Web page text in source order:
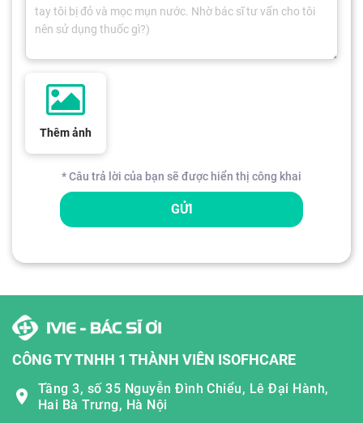
Thêm ảnh
* Câu trả lời của bạn sẽ được hiển thị công khai
GỬI
CÔNG TY TNHH 1 THÀNH VIÊN ISOFHCARE
Tầng 3, số 35 Nguyễn Đình Chiểu, Lê Đại Hành,
Hai Bà Trưng, Hà Nội